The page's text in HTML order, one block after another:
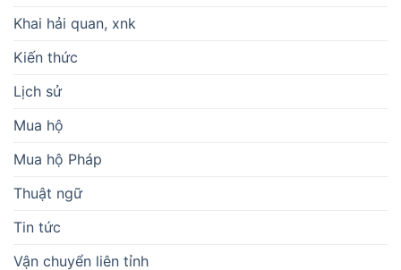
Khai hải quan, xnk
Kiến thức
Lịch sử
Mua hộ
Mua hộ Pháp
Thuật ngữ
Tin tức
Vận chuyển liên tỉnh